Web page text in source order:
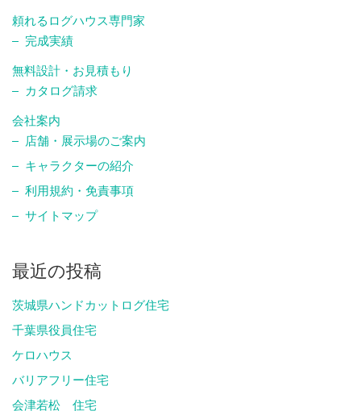
頼れるログハウス専門家
完成実績
無料設計・お見積もり
カタログ請求
会社案内
店舗・展示場のご案内
キャラクターの紹介
利用規約・免責事項
サイトマップ
最近の投稿
茨城県ハンドカットログ住宅
千葉県役員住宅
ケロハウス
バリアフリー住宅
会津若松 住宅